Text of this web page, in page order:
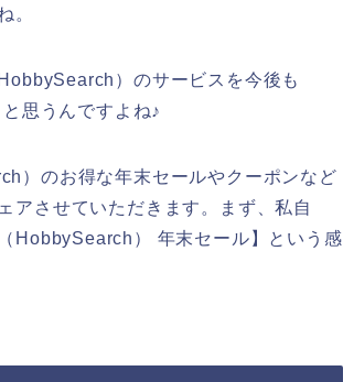
。
）のサービスを今後も
思うんですよね♪
）のお得な年末セールやクーポンなど
アさせていただきます。まず、私自
HobbySearch） 年末セール】という感